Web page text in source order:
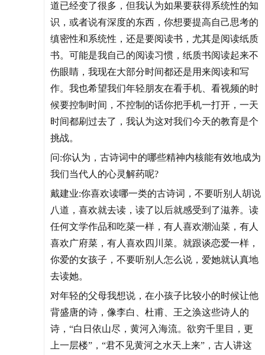
道已经变了很多，但我认为如果要获得系统性的知
识，或者说有深度的东西，你想要提高自己思考的
缜密性和系统性，还是要阅读书，尤其是阅读纸质
书。可能是我自己的阅读习惯，纸质书阅读起来不
伤眼睛，我现在大部分时间都还是用来阅读和写
作。我也希望我们年轻朋友在看手机、看视频的时
候要控制时间，不控制的话你把手机一打开，一天
时间都刷过去了，我认为这对我们今天的教育是个
挑战。
问:你认为，古诗词中的哪些精神内核能有效地成为
我们当代人的心灵解药呢?
戴建业:你喜欢读哪一类的古诗词，不要听别人胡说
八道，喜欢就去读，读了以后就感受到了滋养。读
任何文学作品和吃菜一样，有人喜欢潮汕菜，有人
喜欢广府菜，有人喜欢四川菜。就跟谈恋爱一样，
你爱的女孩子，不要听别人怎么说，爱她就认真地
去读她。
对年轻的父母我想说，在小孩子比较小的时候让他
背盛唐的诗，像李白、杜甫、王之涣这些诗人的
诗，“白日依山尽，黄河入海流。欲穷千里目，更
上一层楼”，“君不见黄河之水天上来”，古人讲这